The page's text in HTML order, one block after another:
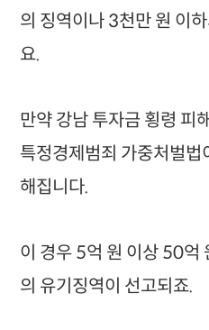
의 징역이나 3천만 원 이
요.
만약 강남 투자금 횡령 피
특정경제범죄 가중처벌
해집니다.
이 경우 5억 원 이상 50억
의 유기징역이 선고되죠.